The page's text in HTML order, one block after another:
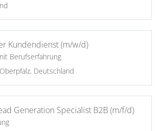
Kundendienst (m/w/d)
Berufserfahrung
Deutschland
Generation Specialist B2B (m/f/d)